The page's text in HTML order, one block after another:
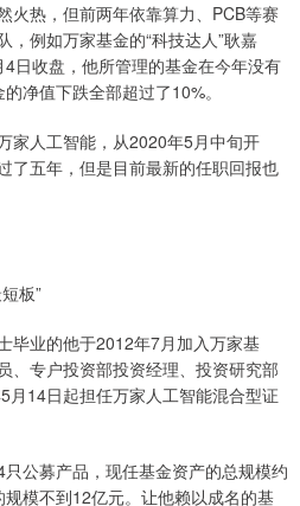
热，但前两年依靠算力、PCB等赛
，例如万家基金的“科技达人”耿嘉
日收盘，他所管理的基金在今年没有
净值下跌全部超过了10%。
人工智能，从2020年5月中旬开
了五年，但是目前最新的任职回报也
板”
业的他于2012年7月加入万家基
、专户投资部投资经理、投资研究部
月14日起担任万家人工智能混合型证
公募产品，现任基金资产的总规模约
模不到12亿元。让他赖以成名的基